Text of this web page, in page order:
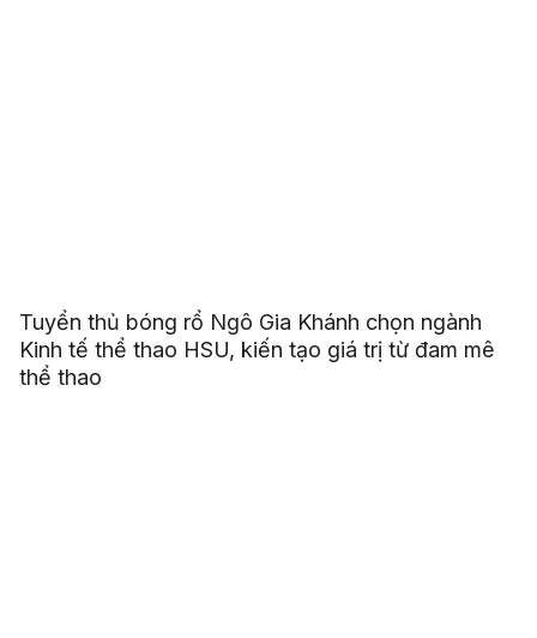
Tuyển thủ bóng rổ Ngô Gia Khánh chọn ngành
Kinh tế thể thao HSU, kiến tạo giá trị từ đam mê
thể thao